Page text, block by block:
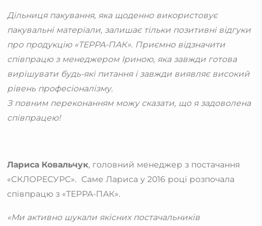
Дільниця пакування, яка щоденно використовує
пакувальні матеріали, залишає тільки позитивні відгуки
про продукцію «ТЕРРА-ПАК». Приємно відзначити
співпрацю з менеджером Іриною, яка завжди готова
вирішувати будь-які питання і завжди виявляє високий
рівень професіоналізму.
З повним переконанням можу сказати, що я задоволена
співпрацею!
Лариса Ковальчук, головний менеджер з постачання
«СКЛОРЕСУРС». Саме Лариса у 2016 році розпочала
співпрацю з «ТЕРРА-ПАК».
«Ми активно шукали якісних постачальників